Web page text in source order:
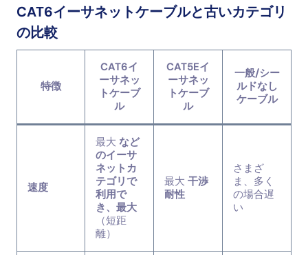
CAT6イーサネットケーブルと古いカテゴリ
の比較
特徴
CAT6イ
ーサネッ
トケーブ
ル
CAT5Eイ
ーサネッ
トケーブ
ル
一般/シー
ルドなし
ケーブル
速度
最大 など
のイーサ
ネットカ
テゴリで
利用で
き、最大
（短距
離）
最大 干渉
耐性
さまざ
ま、多く
の場合遅
い